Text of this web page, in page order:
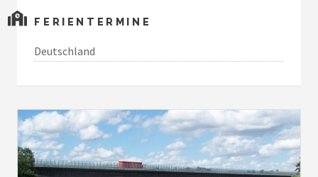
FERIENTERMINE
Deutschland